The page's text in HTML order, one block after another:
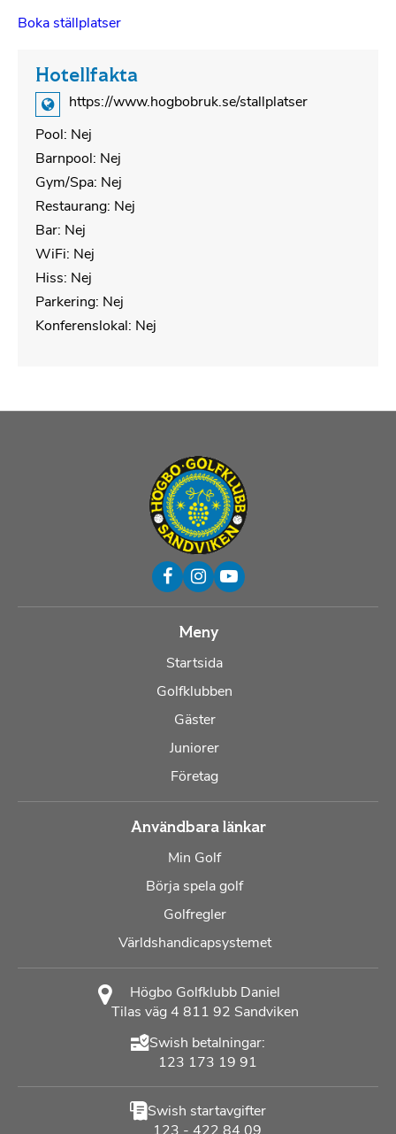
Boka ställplatser
Hotellfakta
https://www.hogbobruk.se/stallplatser
Pool: Nej
Barnpool: Nej
Gym/Spa: Nej
Restaurang: Nej
Bar: Nej
WiFi: Nej
Hiss: Nej
Parkering: Nej
Konferenslokal: Nej
Meny
Startsida
Golfklubben
Gäster
Juniorer
Företag
Användbara länkar
Min Golf
Börja spela golf
Golfregler
Världshandicapsystemet
Högbo Golfklubb Daniel
Tilas väg 4 811 92 Sandviken
Swish betalningar:
123 173 19 91
Swish startavgifter